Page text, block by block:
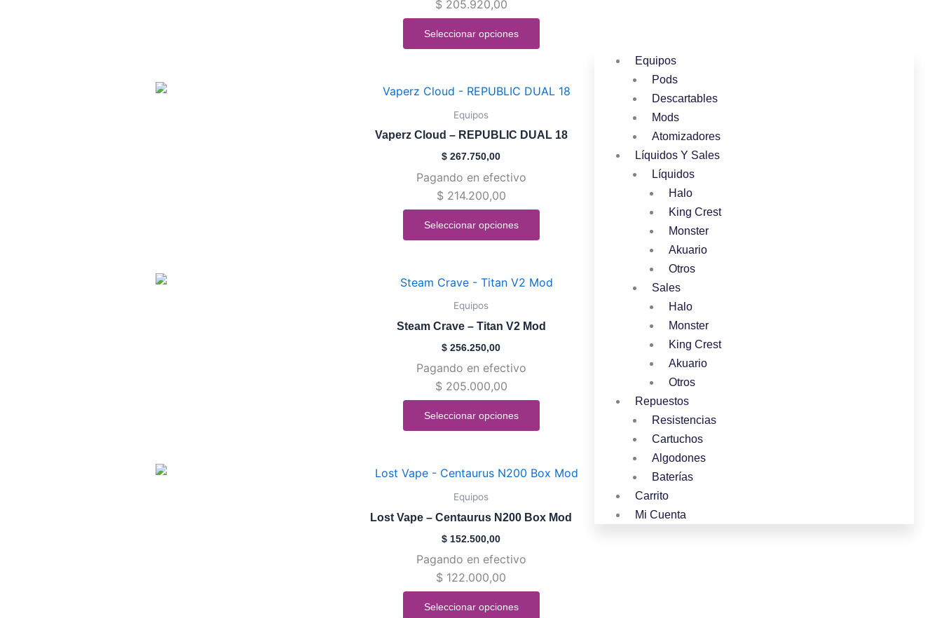
Equipos
Pods
Descartables
Mods
Atomizadores
Líquidos Y Sales
Líquidos
Halo
King Crest
Monster
Akuario
Otros
Sales
Halo
Monster
King Crest
Akuario
Otros
Repuestos
Resistencias
Cartuchos
Algodones
Baterías
Carrito
Mi Cuenta
$ 205.920,00
Seleccionar opciones
opciones
la
página
de
producto
Equipos
Vaperz Cloud – REPUBLIC DUAL 18
$ 267.750,00
Pagando en efectivo
$ 214.200,00
Seleccionar opciones
Este
producto
variantes.
Las
opciones
página
de
producto
Equipos
Steam Crave – Titan V2 Mod
$ 256.250,00
Pagando en efectivo
$ 205.000,00
Seleccionar opciones
Este
producto
variantes.
Las
opciones
la
página
de
producto
Equipos
Lost Vape – Centaurus N200 Box Mod
$ 152.500,00
Pagando en efectivo
$ 122.000,00
Seleccionar opciones
Este
producto
variantes.
Las
opciones